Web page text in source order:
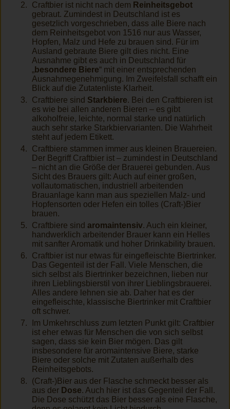
Craftbier ist nicht nach dem Reinheitsgebot
gebraut. Zumindest in Deutschland ist es
gesetzlich vorgeschrieben, dass alle Biere nach
dem Reinheitsgebot von 1516 nur aus Wasser,
Hopfen, Malz und Hefe zu brauen sind. Für im
Ausland gebraute Biere gilt dies nicht. Eine
Ausnahme gibt es auch in Deutschland für
„besondere Biere“ mit einer entsprechenden
Ausnahmegenehmigung. Im Zweifelsfall schafft ein
Blick auf die Zutatenliste Klarheit.
Craftbiere sind Starkbiere. Bei den Craftbieren ist
es wie bei allen anderen Bieren – es gibt
alkoholfreie, leichte, normal starke und natürlich
auch sehr starke Starkbiervarianten. Die Wahrheit
steht auf jedem Etikett.
Craftbiere stammen immer aus kleinen Brauereien.
Der Begriff Craftbier ist – zumindest in Deutschland
– nicht an die Größe der Brauerei gebunden. Aus
Sicht des Brauers gilt: Auch auf einer großen,
vollautomatischen, industriell arbeitenden
Brauanlage kann man aus speziellen Malz- und
Hopfensorten oder Hefen ein tolles (Craft-)Bier
brauen.
Craftbiere sind aromaintensiv. Auch ein kleiner,
handwerklich arbeitender Brauer kann ein Helles
mit sanfter Aromatik und hoher Drinkability brauen.
Craftbier ist nur etwas für eingefleischte Biertrinker.
Das Gegenteil ist der Fall. Viele Menschen, die
sich selbst als Biertrinker bezeichnen, lieben nur
ihren Lieblingsbierstil von ihrer Lieblingsbrauerei.
Alles andere lehnen sie ab. Daher hat es der
eingefleischte, klassische Biertrinker mit Craftbier
oft schwer.
Im Umkehrschluss zum letzten Punkt gilt: Craftbier
ist eher etwas für Menschen die von sich selbst
sagen, dass sie kein Bier mögen. Das gilt
insbesondere für aromaintensive Biere, starke
Biere oder solche mit Zutaten außerhalb des
Reinheitsgebots.
(Craft-)Bier aus der Flasche schmeckt besser als
aus der Dose. Auch hier ist das Gegenteil der Fall.
Die Dose schützt das Bier besser als eine Flasche,